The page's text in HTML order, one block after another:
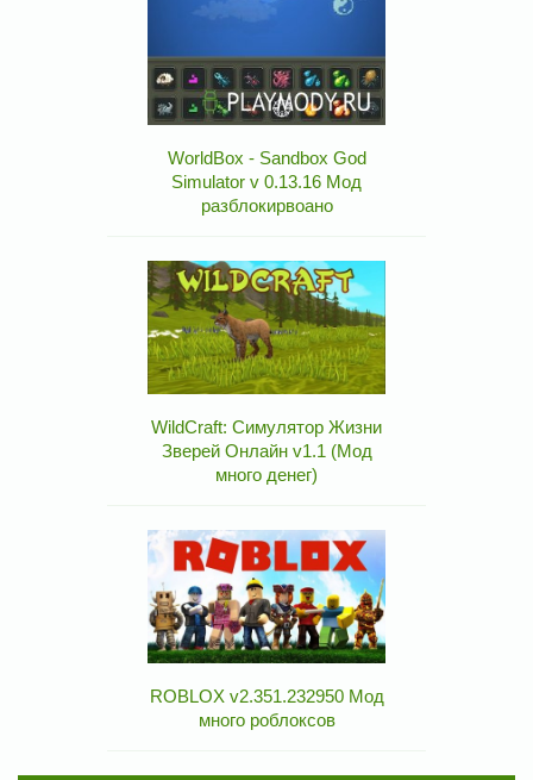
WorldBox - Sandbox God
Simulator v 0.13.16 Мод
разблокирвоано
WildCraft: Симулятор Жизни
Зверей Онлайн v1.1 (Мод
много денег)
ROBLOX v2.351.232950 Мод
много роблоксов